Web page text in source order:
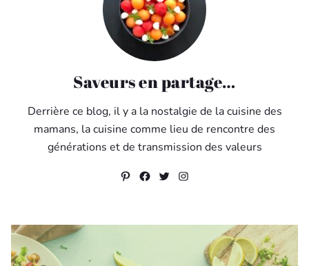
Saveurs en partage…
Derrière ce blog, il y a la nostalgie de la cuisine des
mamans, la cuisine comme lieu de rencontre des
générations et de transmission des valeurs
Pinterest
Facebook
Twitter
Instagram